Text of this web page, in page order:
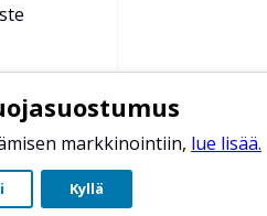
markkinointiin, lue lisää.
Kyllä